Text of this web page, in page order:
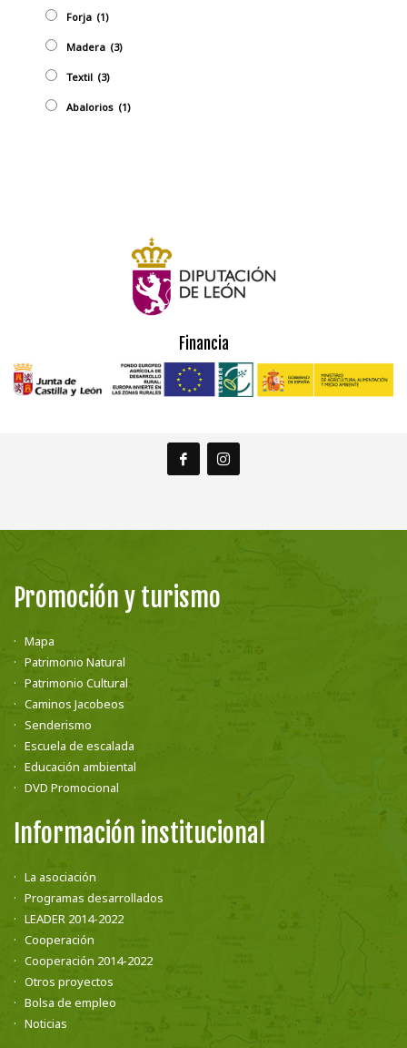
Forja (1)
Madera (3)
Textil (3)
Abalorios (1)
Financia
Promoción y turismo
Mapa
Patrimonio Natural
Patrimonio Cultural
Caminos Jacobeos
Senderismo
Escuela de escalada
Educación ambiental
DVD Promocional
Información institucional
La asociación
Programas desarrollados
LEADER 2014-2022
Cooperación
Cooperación 2014-2022
Otros proyectos
Bolsa de empleo
Noticias